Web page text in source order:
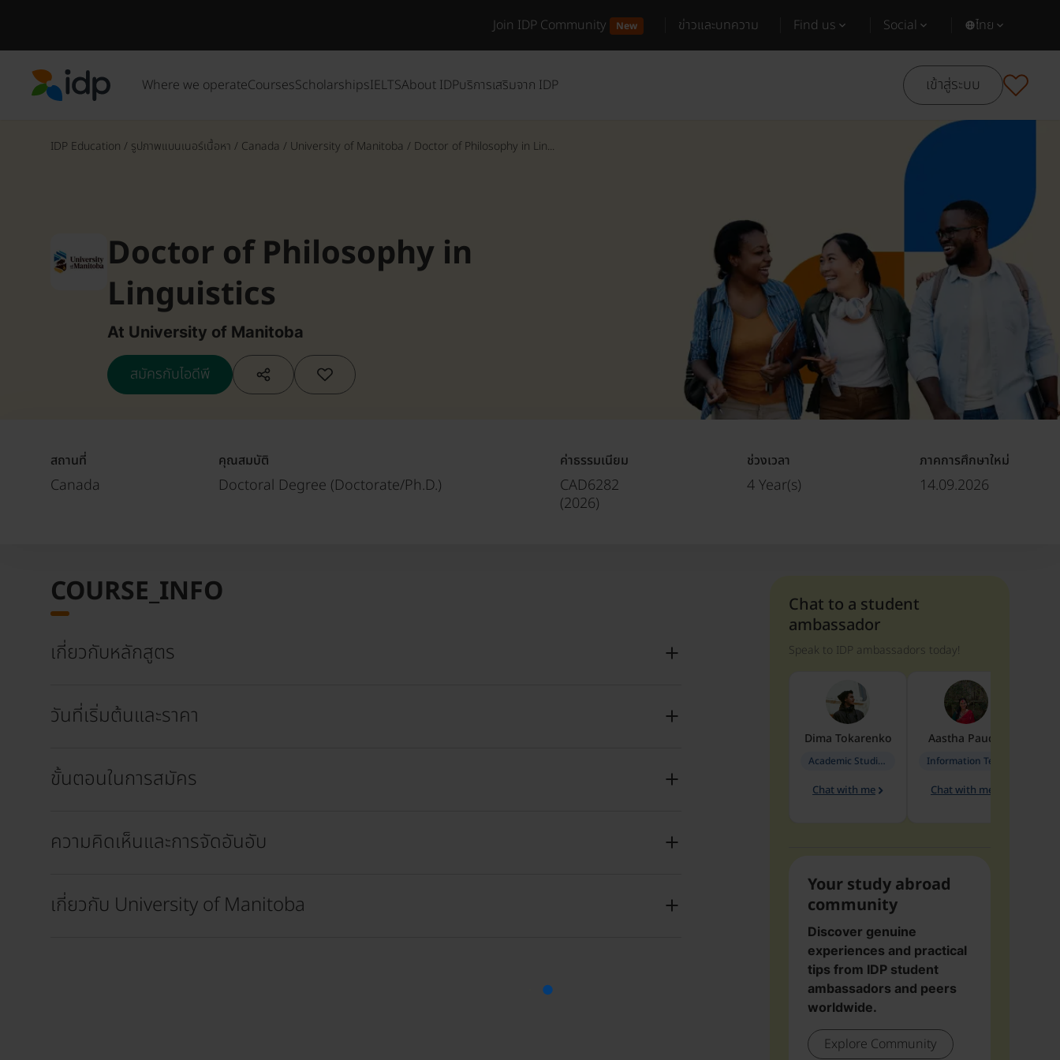
Join IDP Community New ข่าวและบทความ Find us Social ไทย
Where we operateCoursesScholarshipsIELTSAbout IDPบริการเสริมจาก IDP เข้าสู่ระบบ
IDP Education / รูปภาพแบนเนอร์เนื้อหา / Canada / University of Manitoba / Doctor of Philosophy in Lin...
Doctor of Philosophy in
Linguistics
At University of Manitoba
สมัครกับไอดีพี
สถานที่
Canada
คุณสมบัติ
Doctoral Degree (Doctorate/Ph.D.)
ค่าธรรมเนียม
CAD6282
(2026)
ช่วงเวลา
4 Year(s)
ภาคการศึกษาใหม่
14.09.2026
COURSE_INFO
เกี่ยวกับหลักสูตร
วันที่เริ่มต้นและราคา
ขั้นตอนในการสมัคร
ความคิดเห็นและการจัดอันอับ
เกี่ยวกับ University of Manitoba
Chat to a student
ambassador
Speak to IDP ambassadors today!
Dima Tokarenko
Academic Studies in Education
Chat with me
Aastha Paudel
Chat with me
Your study abroad
community
Discover genuine
experiences and practical
tips from IDP student
ambassadors and peers
worldwide.
Explore Community